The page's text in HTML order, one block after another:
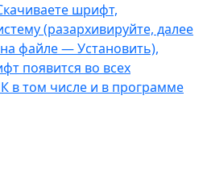
шрифт,
(разархивируйте, далее
файле — Установить),
появится во всех
в том числе и в программе